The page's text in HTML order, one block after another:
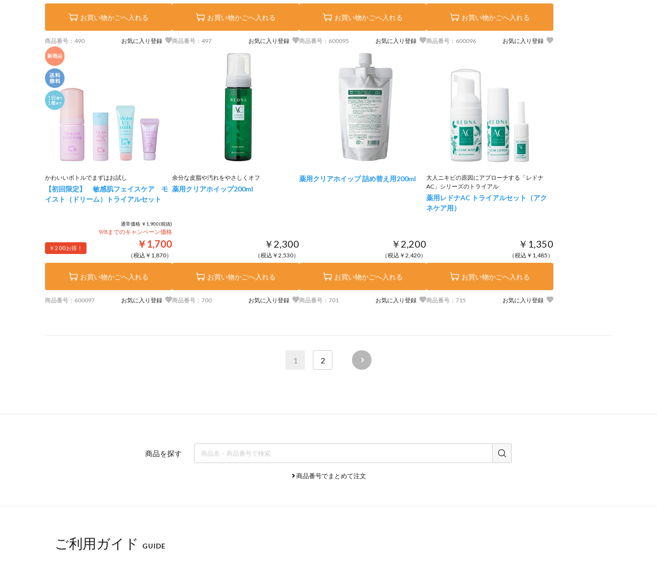
お買い物かごへ入れる
商品番号：490 お気に入り登録
お買い物かごへ入れる
商品番号：497 お気に入り登録
お買い物かごへ入れる
商品番号：600095 お気に入り登録
お買い物かごへ入れる
商品番号：600096 お気に入り登録
かわいいボトルでまずはお試し
【初回限定】 敏感肌フェイスケア モ
イスト（ドリーム）トライアルセット
通常価格 ￥1,900(税抜)
9/8までのキャンペーン価格
￥200お得！ ￥1,700
（税込￥1,870）
お買い物かごへ入れる
商品番号：600097 お気に入り登録
余分な皮脂や汚れをやさしくオフ
薬用クリアホイップ200ml
￥2,300
（税込￥2,530）
お買い物かごへ入れる
商品番号：700 お気に入り登録
薬用クリアホイップ 詰め替え用200ml
￥2,200
（税込￥2,420）
お買い物かごへ入れる
商品番号：701 お気に入り登録
大人ニキビの原因にアプローチする「レドナ
AC」シリーズのトライアル
薬用レドナAC トライアルセット（アク
ネケア用）
￥1,350
（税込￥1,485）
お買い物かごへ入れる
商品番号：715 お気に入り登録
1 2
商品を探す
商品番号でまとめて注文
ご利用ガイド GUIDE